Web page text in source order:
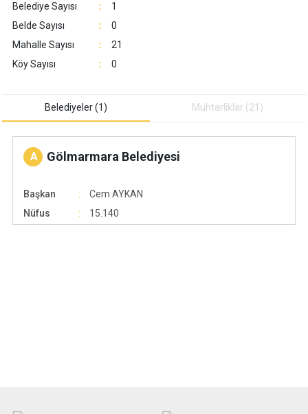
Gördes
Belediye Sayısı
:
1
Belde Sayısı
:
0
Mahalle Sayısı
:
21
Köy Sayısı
: 0
Belediyeler (1) Muhtarliklar (21)
A Gölmarmara Belediyesi
Başkan
Cem AYKAN
Nüfus
15.140